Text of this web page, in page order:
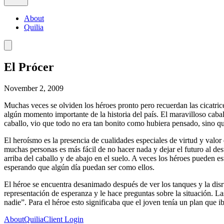
About
Quilia
El Prócer
November 2, 2009
Muchas veces se olviden los héroes pronto pero recuerdan las
algún momento importante de la historia del país. El maravilloso
caballo, vio que todo no era tan bonito como hubiera pensado, sino
El heroísmo es la presencia de cualidades especiales de virtud y
muchas personas es más fácil de no hacer nada y dejar el futuro al
arriba del caballo y de abajo en el suelo. A veces los héroes pueden
esperando que algún día puedan ser como ellos.
El héroe se encuentra desanimado después de ver los tanques y la
representación de esperanza y le hace preguntas sobre la situación.
nadie”. Para el héroe esto significaba que el joven tenía un plan que
AboutQuiliaClient Login